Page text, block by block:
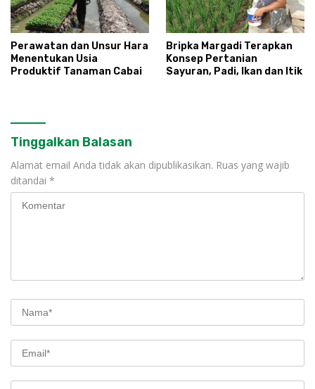
Perawatan dan Unsur Hara
Menentukan Usia
Produktif Tanaman Cabai
Bripka Margadi Terapkan
Konsep Pertanian
Sayuran, Padi, Ikan dan Itik
Tinggalkan Balasan
Alamat email Anda tidak akan dipublikasikan. Ruas yang wajib
ditandai *